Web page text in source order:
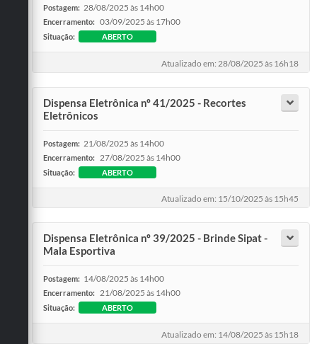
Postagem: 28/08/2025 às 14h00
Encerramento: 03/09/2025 às 17h00
Situação: ABERTO
Atualizado em: 28/08/2025 às 16h18
Dispensa Eletrônica nº 41/2025 - Recortes
Eletrônicos
Postagem: 21/08/2025 às 14h00
Encerramento: 27/08/2025 às 14h00
Situação: ABERTO
Atualizado em: 15/10/2025 às 15h45
Dispensa Eletrônica nº 39/2025 - Brinde Sipat -
Mala Esportiva
Postagem: 14/08/2025 às 14h00
Encerramento: 21/08/2025 às 14h00
Situação: ABERTO
Atualizado em: 14/08/2025 às 15h18